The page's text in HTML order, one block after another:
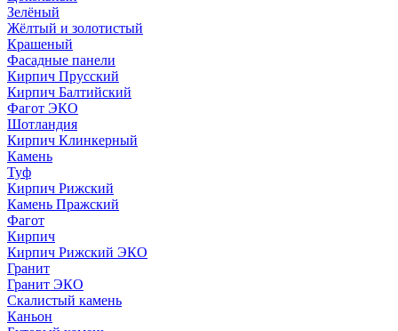
Зелёный
Жёлтый и золотистый
Крашеный
Фасадные панели
Кирпич Прусский
Кирпич Балтийский
Фагот ЭКО
Шотландия
Кирпич Клинкерный
Камень
Туф
Кирпич Рижский
Камень Пражский
Фагот
Кирпич
Кирпич Рижский ЭКО
Гранит
Гранит ЭКО
Скалистый камень
Каньон